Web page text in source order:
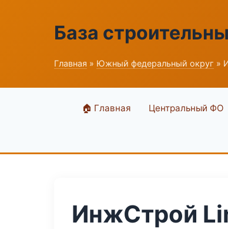
База
Главная » Южный федеральный округ »
🏠 Главная Центральный ФО
ИнжСтрой